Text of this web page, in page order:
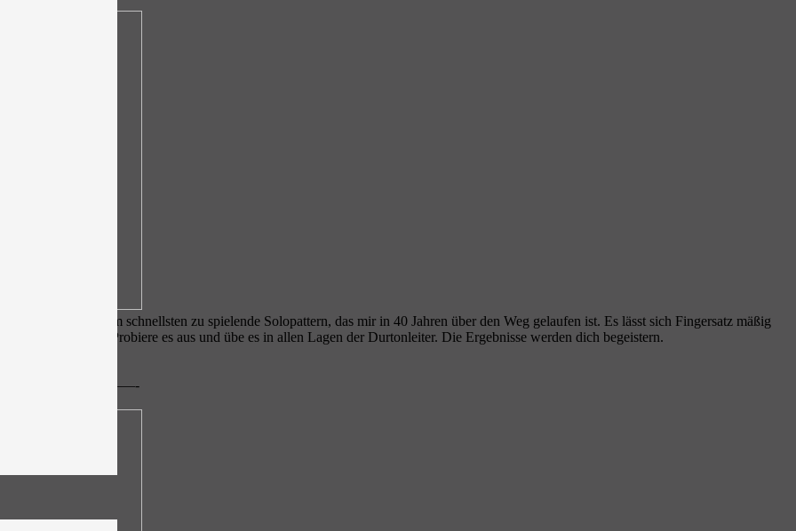
dies wohl das am schnellsten zu spielende Solopattern, das mir in 40 Jahren über den Weg gelaufen ist. Es lässt sich Fingersatz mäßig
Legato spielen. Probiere es aus und übe es in allen Lagen der Durtonleiter. Die Ergebnisse werden dich begeistern.